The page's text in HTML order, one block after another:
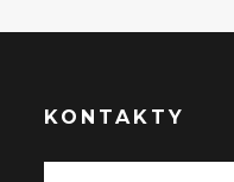
KONTAKTY